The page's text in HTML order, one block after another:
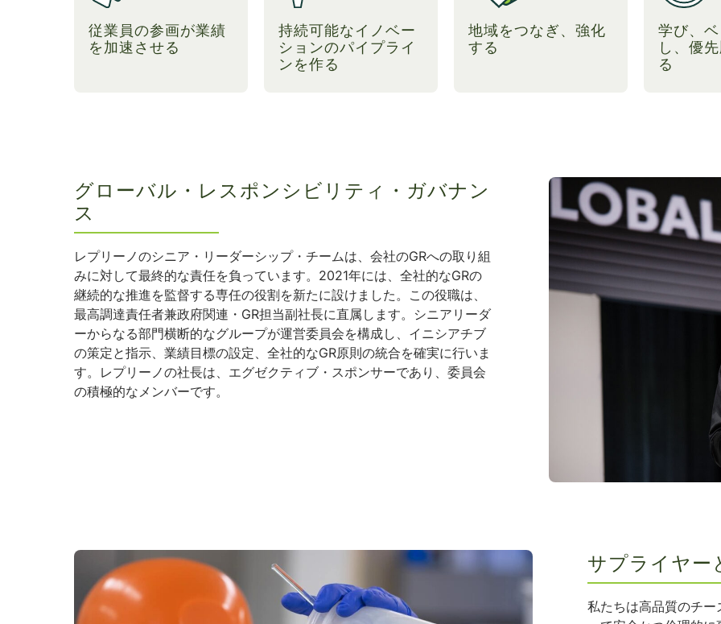
従業員の参画が業績
を加速させる
持続可能なイノベー
ションのパイプライ
ンを作る
地域をつなぎ、強化
する
学び、
し、優
る
グローバル・レスポンシビリティ・ガバナン
ス
レプリーノのシニア・リーダーシップ・チームは、会社のGRへの取り組
みに対して最終的な責任を負っています。2021年には、全社的なGRの
継続的な推進を監督する専任の役割を新たに設けました。この役職は、
最高調達責任者兼政府関連・GR担当副社長に直属します。シニアリーダ
ーからなる部門横断的なグループが運営委員会を構成し、イニシアチブ
の策定と指示、業績目標の設定、全社的なGR原則の統合を確実に行いま
す。レプリーノの社長は、エグゼクティブ・スポンサーであり、委員会
の積極的なメンバーです。
サプライヤー
私たちは高品質のチ